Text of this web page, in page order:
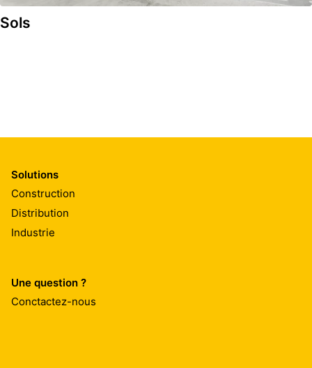
Sols
Solutions
Construction
Distribution
Industrie
Une question ?
Conctactez-nous